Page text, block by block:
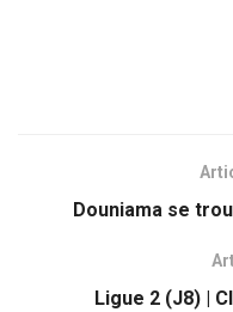
Douniama se
Ligue 2 (J8) |